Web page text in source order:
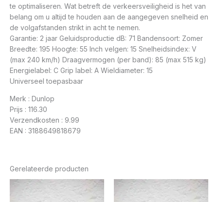
te optimaliseren. Wat betreft de verkeersveiligheid is het van
belang om u altijd te houden aan de aangegeven snelheid en
de volgafstanden strikt in acht te nemen.
Garantie: 2 jaar Geluidsproductie dB: 71 Bandensoort: Zomer
Breedte: 195 Hoogte: 55 Inch velgen: 15 Snelheidsindex: V
(max 240 km/h) Draagvermogen (per band): 85 (max 515 kg)
Energielabel: C Grip label: A Wieldiameter: 15
Universeel toepasbaar
Merk : Dunlop
Prijs : 116.30
Verzendkosten : 9.99
EAN : 3188649818679
Gerelateerde producten